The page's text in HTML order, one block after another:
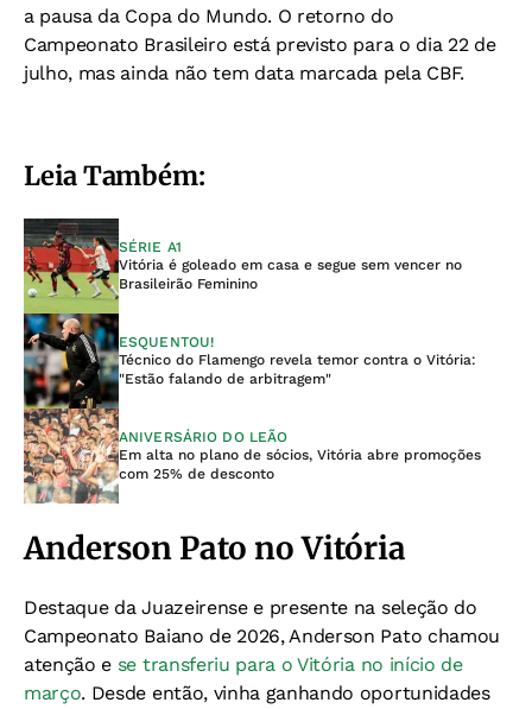
a pausa da Copa do Mundo. O retorno do
Campeonato Brasileiro está previsto para o dia 22 de
julho, mas ainda não tem data marcada pela CBF.
Leia Também:
SÉRIE A1
Vitória é goleado em casa e segue sem vencer no
Brasileirão Feminino
ESQUENTOU!
Técnico do Flamengo revela temor contra o Vitória:
"Estão falando de arbitragem"
ANIVERSÁRIO DO LEÃO
Em alta no plano de sócios, Vitória abre promoções
com 25% de desconto
Anderson Pato no Vitória
Destaque da Juazeirense e presente na seleção do
Campeonato Baiano de 2026, Anderson Pato chamou
atenção e se transferiu para o Vitória no início de
março. Desde então, vinha ganhando oportunidades